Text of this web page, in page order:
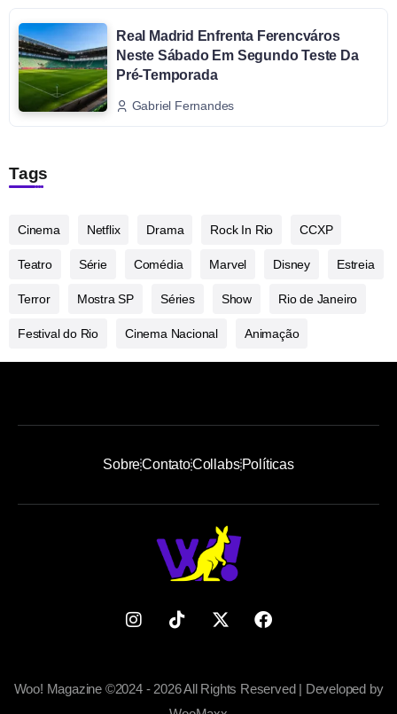
Real Madrid Enfrenta Ferencváros
Neste Sábado Em Segundo Teste Da
Pré-Temporada
Gabriel Fernandes
Tags
Cinema Netflix Drama Rock In Rio CCXP
Teatro Série Comédia Marvel Disney Estreia
Terror Mostra SP Séries Show Rio de Janeiro
Festival do Rio Cinema Nacional Animação
SobreContatoCollabsPolíticas
Woo! Magazine ©2024 - 2026 All Rights Reserved | Developed by